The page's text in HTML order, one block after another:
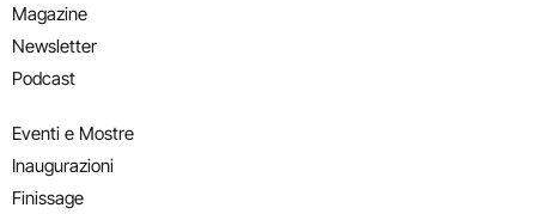
Magazine
Newsletter
Podcast
Eventi e Mostre
Inaugurazioni
Finissage